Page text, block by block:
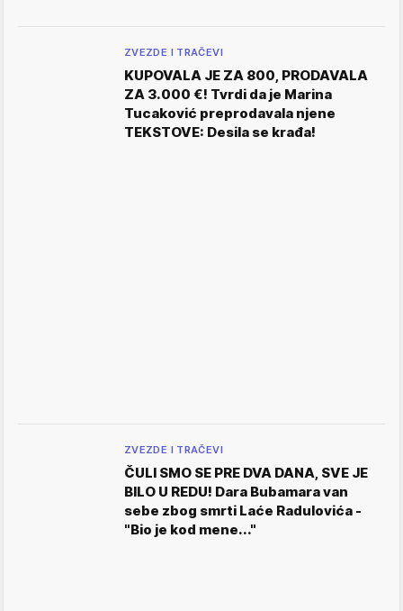
ZVEZDE I TRAČEVI
KUPOVALA JE ZA 800, PRODAVALA
ZA 3.000 €! Tvrdi da je Marina
Tucaković preprodavala njene
TEKSTOVE: Desila se krađa!
ZVEZDE I TRAČEVI
ČULI SMO SE PRE DVA DANA, SVE JE
BILO U REDU! Dara Bubamara van
sebe zbog smrti Laće Radulovića -
"Bio je kod mene..."